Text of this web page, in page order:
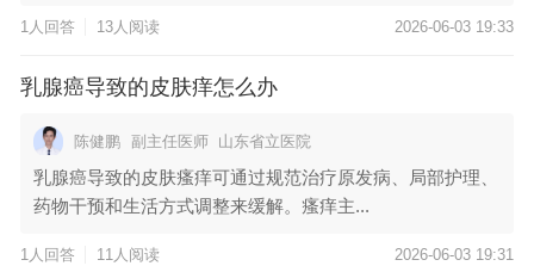
1人回答 13人阅读 2026-06-03 19:33
乳腺癌导致的皮肤痒怎么办
陈健鹏 副主任医师 山东省立医院
乳腺癌导致的皮肤瘙痒可通过规范治疗原发病、局部护理、
药物干预和生活方式调整来缓解。瘙痒主...
1人回答 11人阅读 2026-06-03 19:31